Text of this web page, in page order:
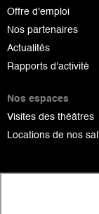
Offre d'emploi
Nos partenaires
Actualités
Rapports d'activité
Nos espaces
Visites des théâtres
Locations de nos